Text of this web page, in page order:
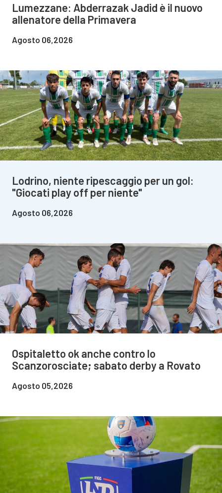
Lumezzane: Abderrazak Jadid è il nuovo
allenatore della Primavera
Agosto 06,2026
Lodrino, niente ripescaggio per un gol:
"Giocati play off per niente"
Agosto 06,2026
Ospitaletto ok anche contro lo
Scanzorosciate; sabato derby a Rovato
Agosto 05,2026